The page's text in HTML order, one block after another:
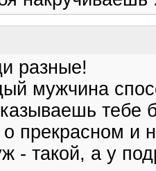
разные!
мужчина
тебе
о прекрасном и
- такой, а у